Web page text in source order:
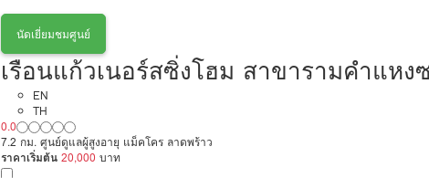
นัดเยี่ยมชมศูนย์
เรือนแก้วเนอร์สซิ่งโฮม สาขารามคำแหง
EN
TH
0.0
7.2 กม. ศูนย์ดูแลผู้สูงอายุ แม็คโคร ลาดพร้าว
ราคาเริ่มต้น 20,000 บาท